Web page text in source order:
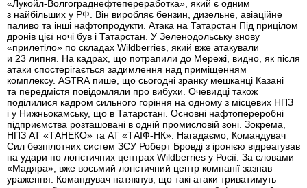
«Лукойл-Волгограднефтепереработка», який є одним
з найбільших у РФ. Він виробляє бензин, дизельне, авіаційне
паливо та інші нафтопродукти. Атака на Татарстан Під прицілом
дронів цієї ночі був і Татарстан. У Зеленодольську знову
«прилетіло» по складах Wildberries, який вже атакували
и 23 липня. На кадрах, що потрапили до Мережі, видно, як після
атаки спостерігається задимлення над приміщенням
комплексу. ASTRA пише, що сьогодні зранку мешканці Казані
та передмістя повідомляли про вибухи. Очевидці також
поділилися кадром сильного горіння на одному з місцевих НПЗ
і у Нижньокамську, що в Татарстані. Основні нафтопереробні
підприємства розташовані в одній промисловій зоні. Зокрема,
НПЗ АТ «ТАНЕКО» та АТ «ТАІФ-НК». Нагадаємо, Командувач
Сил безпілотних систем ЗСУ Роберт Бровді з іронією відреагував
на удари по логістичних центрах Wildberries у Росії. За словами
«Мадяра», вже восьмий логістичний центр компанії зазнав
ураження. Командувач натякнув, що такі атаки триватимуть